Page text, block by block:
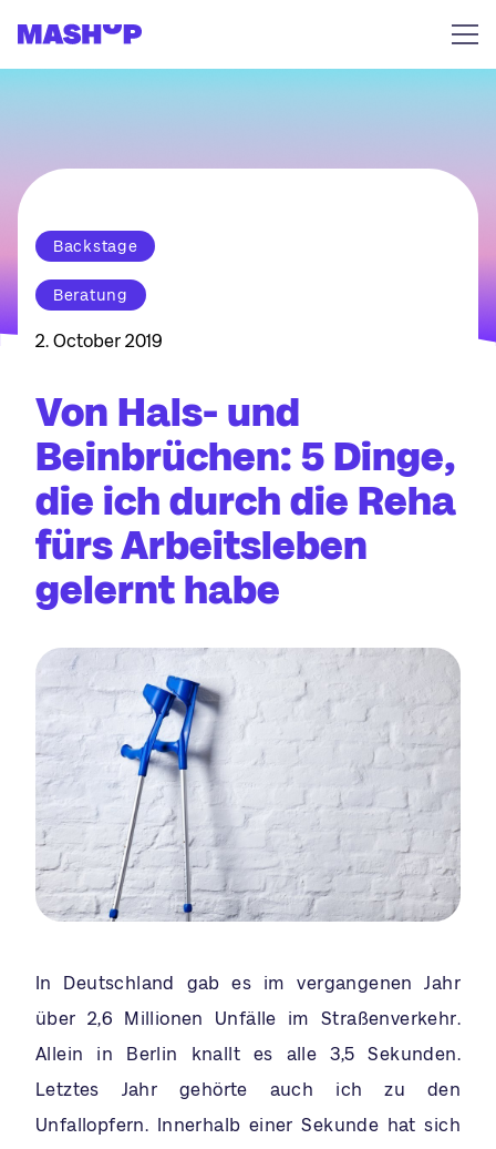
Backstage
Beratung
2. October 2019
Von Hals- und
Beinbrüchen: 5 Dinge,
die ich durch die Reha
fürs Arbeitsleben
gelernt habe
In Deutschland gab es im vergangenen Jahr
über 2,6 Millionen Unfälle im Straßenverkehr.
Allein in Berlin knallt es alle 3,5 Sekunden.
Letztes Jahr gehörte auch ich zu den
Unfallopfern. Innerhalb einer Sekunde hat sich